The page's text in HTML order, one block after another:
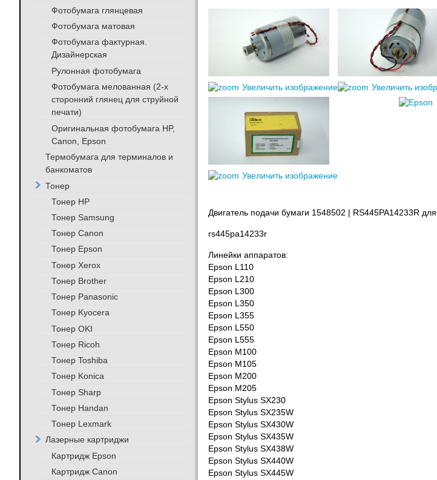
Увеличить изображение Увеличить
Увеличить изображение
Двигатель подачи бумаги 1548502 | RS445PA14233R
rs445pa14233r
Линейки аппаратов:
Epson L110
Epson L210
Epson L300
Epson L350
Epson L355
Epson L550
Epson L555
Epson M100
Epson M105
Epson M200
Epson M205
Epson Stylus SX230
Epson Stylus SX235W
Epson Stylus SX430W
Epson Stylus SX435W
Epson Stylus SX438W
Epson Stylus SX440W
Epson Stylus SX445W
Фотобумага глянцевая
Фотобумага матовая
Фотобумага фактурная.
Дизайнерская
Рулонная фотобумага
Фотобумага мелованная (2-х
сторонний глянец для струйной
печати)
Оригинальная фотобумага HP,
Canon, Epson
Термобумага для терминалов и
банкоматов
Тонер
Тонер HP
Тонер Samsung
Тонер Canon
Тонер Epson
Тонер Xerox
Тонер Brother
Тонер Panasonic
Тонер Kyocera
Тонер OKI
Тонер Ricoh
Тонер Toshiba
Тонер Konica
Тонер Sharp
Тонер Handan
Тонер Lexmark
Лазерные картриджи
Картридж Epson
Картридж Canon